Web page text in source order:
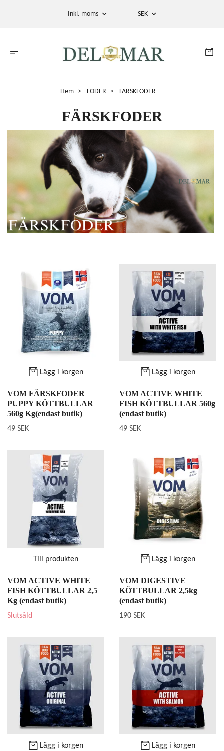
Inkl. moms SEK
Hem FODER FÄRSKFODER
FÄRSKFODER
Lägg i korgen
VOM FÄRSKFODER
PUPPY KÖTTBULLAR
560g Kg(endast butik)
49 SEK
Lägg i korgen
VOM ACTIVE WHITE
FISH KÖTTBULLAR 560g
(endast butik)
49 SEK
Till produkten
VOM ACTIVE WHITE
FISH KÖTTBULLAR 2,5
Kg (endast butik)
Slutsåld
Lägg i korgen
VOM DIGESTIVE
KÖTTBULLAR 2,5kg
(endast butik)
190 SEK
Lägg i korgen Lägg i korgen